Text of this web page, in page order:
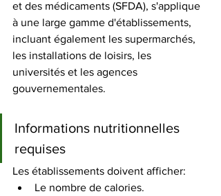
et des médicaments (SFDA), s'applique
à une large gamme d'établissements,
incluant également les supermarchés,
les installations de loisirs, les
universités et les agences
gouvernementales.
Informations nutritionnelles
requises
Les établissements doivent afficher:
Le nombre de calories.